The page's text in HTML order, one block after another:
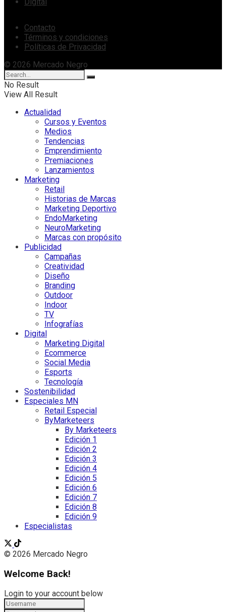
Contacto
Términos y condiciones
Políticas de Privacidad
© 2026 Mercado Negro
No Result
View All Result
Actualidad
Cursos y Eventos
Medios
Tendencias
Emprendimiento
Premiaciones
Lanzamientos
Marketing
Retail
Historias de Marcas
Marketing Deportivo
EndoMarketing
NeuroMarketing
Marcas con propósito
Publicidad
Campañas
Creatividad
Diseño
Branding
Outdoor
Indoor
TV
Infografías
Digital
Marketing Digital
Ecommerce
Social Media
Esports
Tecnología
Sostenibilidad
Especiales MN
Retail Especial
ByMarketeers
By Marketeers
Edición 1
Edición 2
Edición 3
Edición 4
Edición 5
Edición 6
Edición 7
Edición 8
Edición 9
Especialistas
© 2026 Mercado Negro
Welcome Back!
Login to your account below